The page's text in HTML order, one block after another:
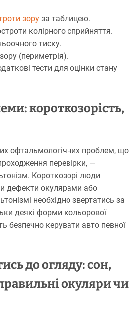
зору за таблицею.
колірного сприйняття.
тиску.
(периметрія).
тести для оцінки стану
короткозорість,
офтальмологічних проблем, що
перевірки, —
Короткозорі люди
дефекти окулярами або
необхідно звертатись за
деякі форми кольорової
безпечно керувати авто певної
до огляду: сон,
окуляри чи